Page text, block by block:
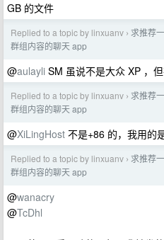
GB 的文件
Replied to a topic by linxuanv › 求推荐
群组内容的聊天 app
@aulayli SM 虽说不是大众 XP ，
Replied to a topic by linxuanv › 求推荐
群组内容的聊天 app
@XiLingHost 不是+86 的，我用的
Replied to a topic by linxuanv › 求推荐
群组内容的聊天 app
@wanacry
@TcDhl